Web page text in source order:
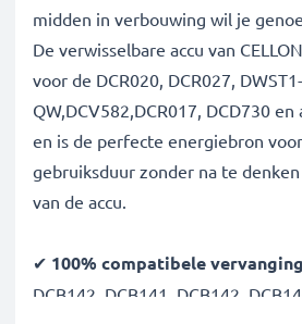
midden in verbouwing wil je
De verwisselbare accu van
voor de DCR020, DCR027,
QW,DCV582,DCR017, DCD730
en is de perfecte energiebron
gebruiksduur zonder na te
van de accu.
✔ 100% compatibele vervanging
DCB142, DCB141, DCB142,